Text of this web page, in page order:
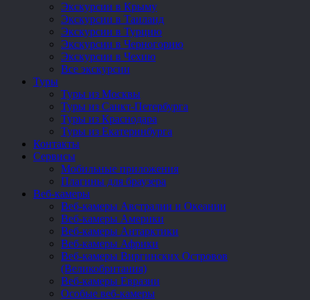
Экскурсии в Крыму
Экскурсии в Таиланд
Экскурсии в Турцию
Экскурсии в Черногорию
Экскурсии в Чехию
Все экскурсии
Туры
Туры из Москвы
Туры из Санкт-Петербурга
Туры из Краснодара
Туры из Екатеринбурга
Контакты
Сервисы
Мобильные приложения
Плагины для браузера
Веб-камеры
Веб-камеры Австралии и Океании
Веб-камеры Америки
Веб-камеры Антарктики
Веб-камеры Африки
Веб-камеры Виргинских Островов
(Великобритания)
Веб-камеры Евразии
Особые веб-камеры